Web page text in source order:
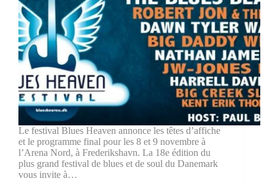
Le festival Blues Heaven annonce les têtes d’affiche
et le programme final pour les 8 et 9 novembre à
l’Arena Nord, à Frederikshavn. La 18e édition du
plus grand festival de blues et de soul du Danemark
vous invite à…